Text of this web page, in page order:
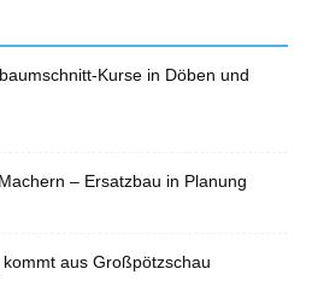
Kurse in Döben und
– Ersatzbau in Planung
aus Großpötzschau